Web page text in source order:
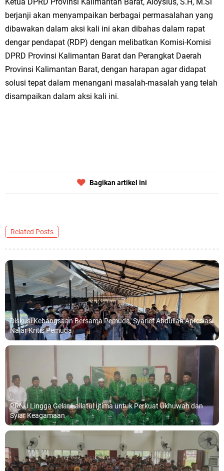
berjanji akan menyampaikan berbagai permasalahan yang
dibawakan dalam aksi kali ini akan dibahas dalam rapat
dengar pendapat (RDP) dengan melibatkan Komisi-Komisi
DPRD Provinsi Kalimantan Barat dan Perangkat Daerah
Provinsi Kalimantan Barat, dengan harapan agar didapat
solusi tepat dalam menangani masalah-masalah yang telah
disampaikan dalam aksi kali ini.
Bagikan artikel ini
Related Posts
Diskusi Kebangsaan Bersama Pemuda, Syarief Abdullah Apresiasi
Nalar Kritis Pemuda
PRNU Lingga Gelar Lailatul Ijtima untuk Perkuat Ukhuwah dan
Syiar Keagamaan